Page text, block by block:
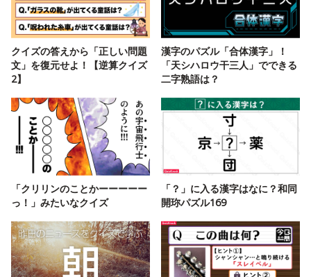
クイズの答えから「正しい問題
文」を復元せよ！【逆算クイズ
2】
漢字のパズル「合体漢字」！
「天シハロウ干三人」でできる
二字熟語は？
「クリリンのことかーーーーー
っ！」みたいなクイズ
「？」に入る漢字はなに？和同
開珎パズル169